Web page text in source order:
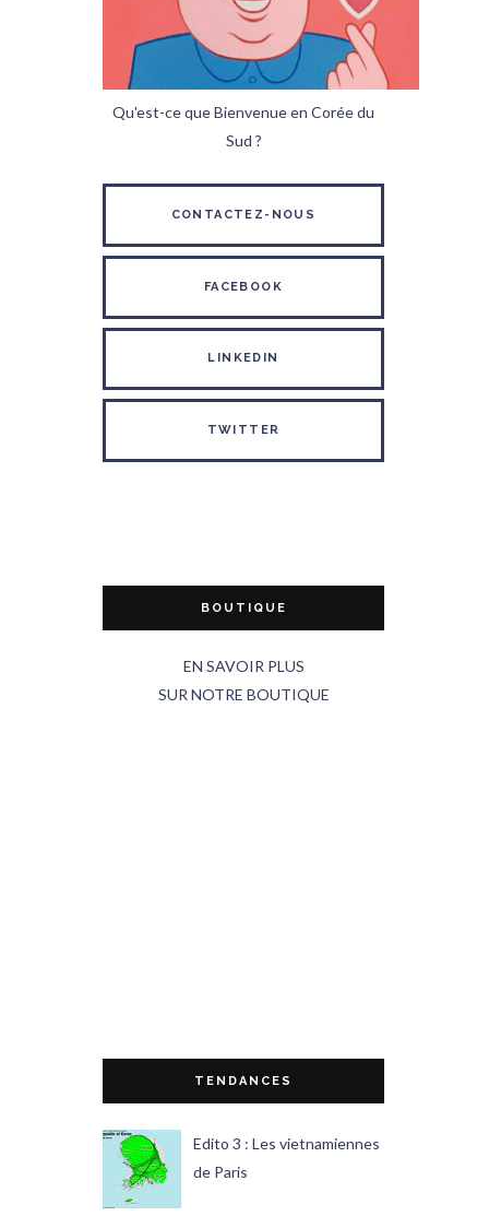
Qu'est-ce que Bienvenue en Corée du
Sud ?
CONTACTEZ-NOUS
FACEBOOK
LINKEDIN
TWITTER
BOUTIQUE
EN SAVOIR PLUS
SUR NOTRE BOUTIQUE
TENDANCES
Edito 3 : Les vietnamiennes
de Paris